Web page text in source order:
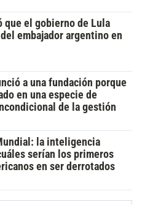
que el gobierno de Lula
embajador argentino en
a una fundación porque
en una especie de
de la gestión
la inteligencia
serían los primeros
en ser derrotados